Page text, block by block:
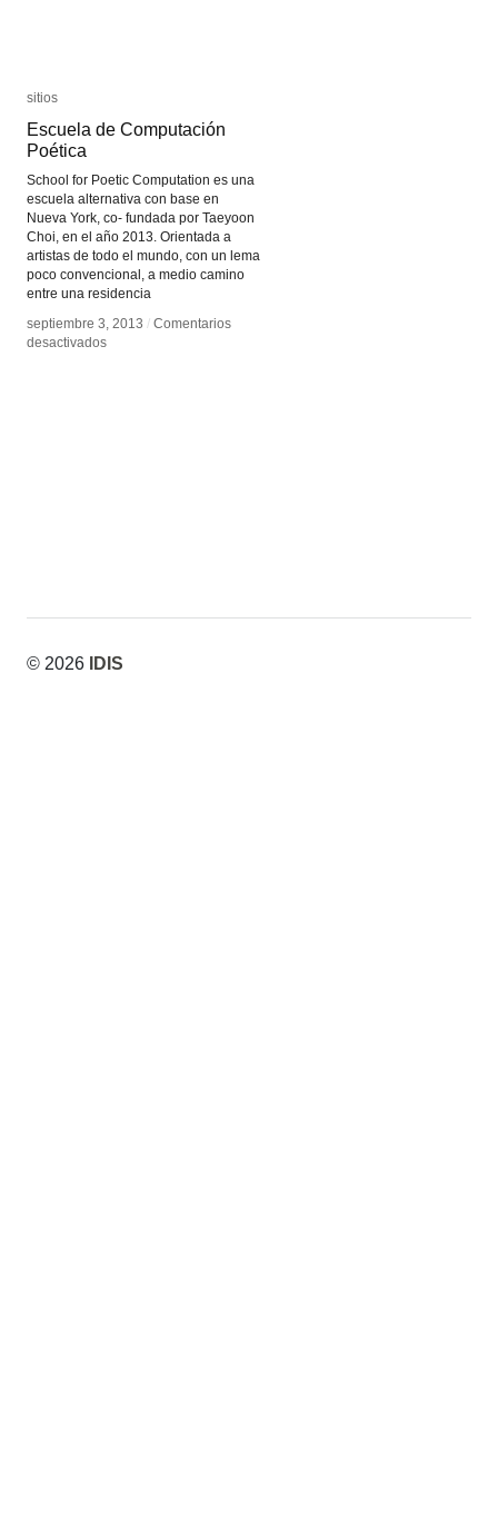
sitios
Escuela de Computación
Poética
School for Poetic Computation es una
escuela alternativa con base en
Nueva York, co- fundada por Taeyoon
Choi, en el año 2013. Orientada a
artistas de todo el mundo, con un lema
poco convencional, a medio camino
entre una residencia
septiembre 3, 2013 / Comentarios
desactivadosen
sitios
Escuela de Computación
Poética
septiembre 3, 2013 / Comentarios
desactivadosen
© 2026 IDIS